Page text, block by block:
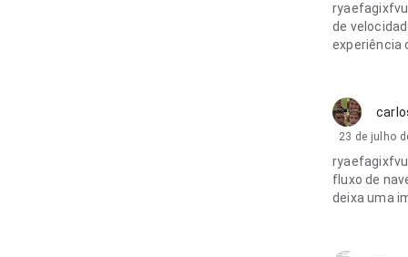
de
experiência
23 de julho
fluxo de
deixa uma